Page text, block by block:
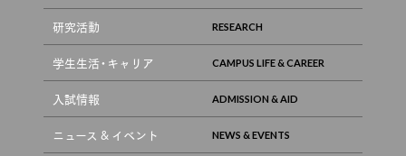
研究活動
学生生活・キャリア
入試情報
ニュース & イベント